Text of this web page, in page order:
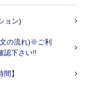
ョン)
の流れ)※ご利
認下さい!!
間】